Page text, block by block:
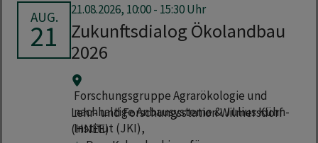
AUG.
21
Zukunftsdialog Ökolandbau
2026
21.08.2026, 10:00 - 15:30 Uhr
Forschungsgruppe Agrarökologie und
nachhaltige Anbausysteme & Julius Kühn-
Institut (JKI),
Lehr- und Forschungsstation Wilmersdorf
(HNEE)